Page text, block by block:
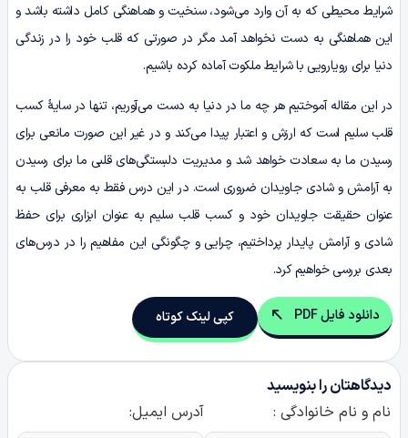
شرایط محیطی که به آن وارد می‌شود، سنخیت و هماهنگی کامل داشته باشد و
این هماهنگی به دست نخواهد آمد مگر در صورتی که قلب خود را در زندگی
دنیا برای رویارویی با شرایط ملکوت آماده کرده باشیم.
در این مقاله آموختیم هر چه ما در دنیا به دست می‌آوریم، تنها در سایۀ کسب
قلب سلیم است که ارزش و اعتبار پیدا می‌کند و در غیر این صورت مانعی برای
رسیدن ما به سعادت خواهد شد و مدیریت دلبستگی‌های قلبی ما برای رسیدن
به آرامش و شادی جاویدان ضروری است. در این درس فقط به معرفی قلب به
عنوان حقیقت جاویدان خود و کسب قلب سلیم به عنوان ابزاری برای حفظ
شادی و آرامش پایدار پرداختیم، چرایی و چگونگی این مفاهیم را در درس‌های
بعدی بررسی خواهیم کرد.
دانلود فایل PDF کپی لینک کوتاه
دیدگاهتان را بنویسید
نام و نام خانوادگی :
آدرس ایمیل: